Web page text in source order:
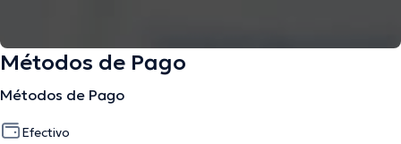
Métodos de Pago
Métodos de Pago
Efectivo